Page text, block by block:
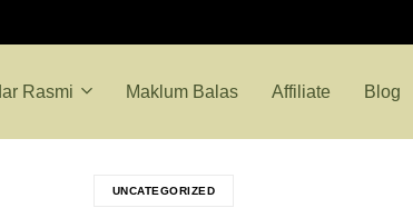
Rasmi Maklum Balas Affiliate Blog
UNCATEGORIZED